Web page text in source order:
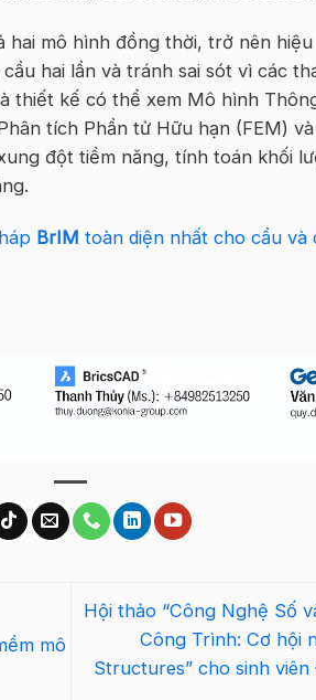
hai mô hình đồng thời, trở nên
hai lần và tránh sai sót vì các
thiết kế có thể xem Mô hình
tích Phần tử Hữu hạn (FEM)
đột tiềm năng, tính toán khối
BrIM toàn diện nhất cho cầu và
mô
Hội thảo “Công Nghệ Số
Công Trình: Cơ hội
Structures” cho sinh